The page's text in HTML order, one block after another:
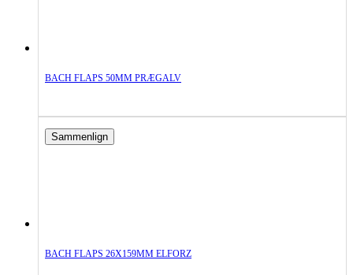
BACH FLAPS 50MM PRÆGALV
Sammenlign
BACH FLAPS 26X159MM ELFORZ